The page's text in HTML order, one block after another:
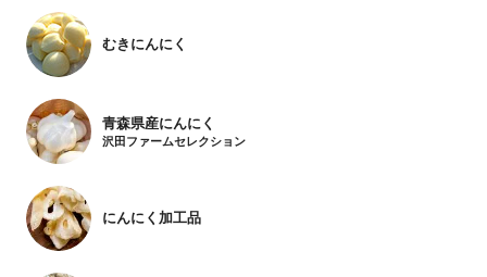
むきにんにく
青森県産にんにく
沢田ファームセレクション
にんにく加工品